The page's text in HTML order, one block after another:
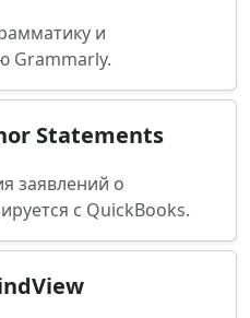
и
Grammarly.
Statements
заявлений о
с QuickBooks.